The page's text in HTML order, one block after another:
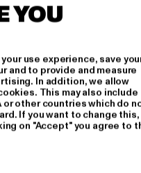
YOU
use experience, save
and to provide and measure
In addition, we allow
This may also include
or other countries which do
If you want to change this,
on "Accept" you agree to